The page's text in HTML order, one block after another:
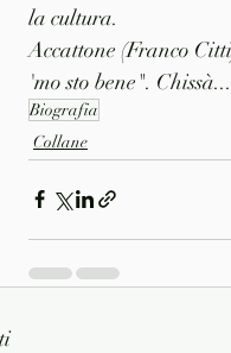
la cultura.
Accattone (Franco
'mo sto bene". Chissà...
Biografia
Collane